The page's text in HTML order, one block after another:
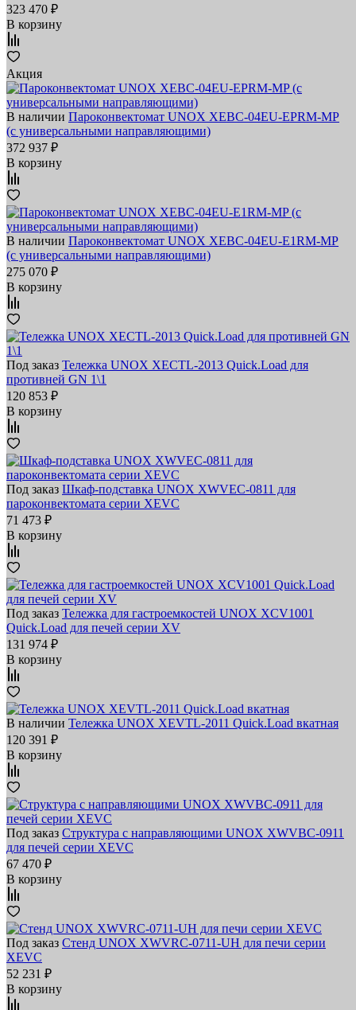
323 470 ₽
В корзину
Акция
В наличии Пароконвектомат UNOX XEBC-04EU-EPRM-MP
(с универсальными направляющими)
372 937 ₽
В корзину
В наличии Пароконвектомат UNOX XEBC-04EU-E1RM-MP
(с универсальными направляющими)
275 070 ₽
В корзину
Под заказ Тележка UNOX XECTL-2013 Quick.Load для
противней GN 1\1
120 853 ₽
В корзину
Под заказ Шкаф-подставка UNOX XWVEC-0811 для
пароконвектомата серии XEVC
71 473 ₽
В корзину
Под заказ Тележка для гастроемкостей UNOX XCV1001
Quick.Load для печей серии XV
131 974 ₽
В корзину
В наличии Тележка UNOX XEVTL-2011 Quick.Load вкатная
120 391 ₽
В корзину
Под заказ Структура с направляющими UNOX XWVBC-0911
для печей серии XEVC
67 470 ₽
В корзину
Под заказ Стенд UNOX XWVRC-0711-UH для печи серии
XEVC
52 231 ₽
В корзину